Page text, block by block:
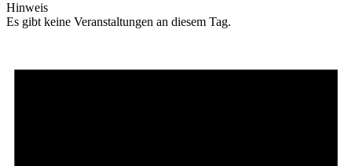
Hinweis
Es gibt keine Veranstaltungen an diesem Tag.